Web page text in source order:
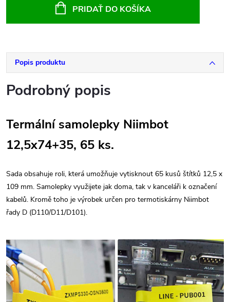
PRIDAŤ DO KOŠÍKA
Popis produktu
Podrobný popis
Termální samolepky Niimbot
12,5x74+35, 65 ks.
Sada obsahuje roli, která umožňuje vytisknout 65 kusů štítků 12,5 x
109 mm. Samolepky využijete jak doma, tak v kanceláři k označení
kabelů. Kromě toho je výrobek určen pro termotiskárny Niimbot
řady D (D110/D11/D101).